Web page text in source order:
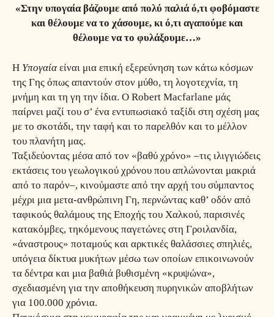
«Στην υπογαία βάζουμε από πολύ παλιά ό,τι φοβόμαστε
και θέλουμε να το χάσουμε, κι ό,τι αγαπούμε και
θέλουμε να το φυλάξουμε…»
Η Υπογαία είναι μια επική εξερεύνηση των κάτω κόσμων
της Γης όπως απαντούν στον μύθο, τη λογοτεχνία, τη
μνήμη και τη γη την ίδια. Ο Robert Macfarlane μάς
παίρνει μαζί του σ’ ένα εντυπωσιακό ταξίδι στη σχέση μας
με το σκοτάδι, την ταφή και το παρελθόν και το μέλλον
του πλανήτη μας.
Ταξιδεύοντας μέσα από τον «βαθύ χρόνο» –τις ιλιγγιώδεις
εκτάσεις του γεωλογικού χρόνου που απλώνονται μακριά
από το παρόν–, κινούμαστε από την αρχή του σύμπαντος
μέχρι μια μετα-ανθρώπινη Γη, περνώντας καθ’ οδόν από
ταφικούς θαλάμους της Εποχής του Χαλκού, παρισινές
κατακόμβες, τηκόμενους παγετώνες στη Γροιλανδία,
«άναστρους» ποταμούς και αρκτικές θαλάσσιες σπηλιές,
υπόγεια δίκτυα μυκήτων μέσω των οποίων επικοινωνούν
τα δέντρα και μια βαθιά βυθισμένη «κρυψώνα»,
σχεδιασμένη για την αποθήκευση πυρηνικών αποβλήτων
για 100.000 χρόνια.